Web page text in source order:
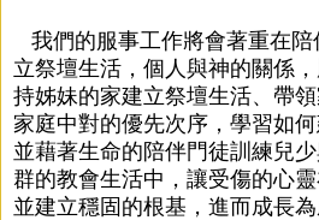
我們的服事工作將會著重在陪
立祭壇生活，個人與神的關係
持姊妹的家建立祭壇生活、帶
家庭中對的優先次序，學習如何
並藉著生命的陪伴門徒訓練兒
群的教會生活中，讓受傷的心
並建立穩固的根基，進而成長